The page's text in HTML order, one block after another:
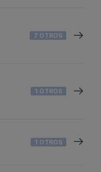
7 OTROS
1 OTROS
1 OTROS